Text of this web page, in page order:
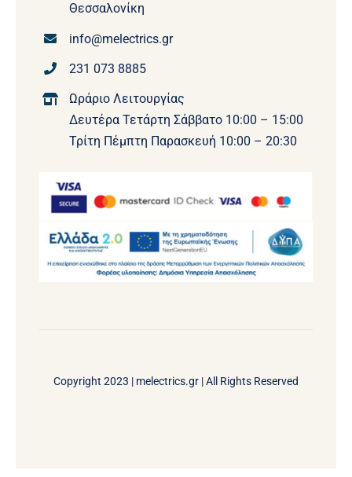
Θεσσαλονίκη
info@melectrics.gr
231 073 8885
Ωράριο Λειτουργίας
Δευτέρα Τετάρτη Σάββατο 10:00 – 15:00
Τρίτη Πέμπτη Παρασκευή 10:00 – 20:30
Copyright 2023 | melectrics.gr | All Rights Reserved